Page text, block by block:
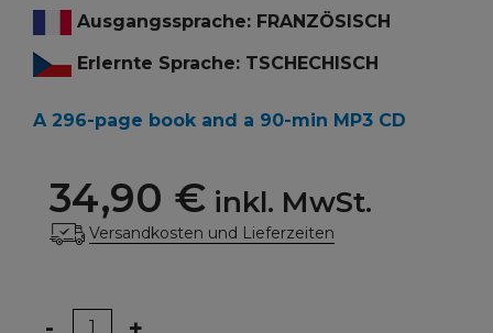
Ausgangssprache: FRANZÖSISCH
Erlernte Sprache: TSCHECHISCH
A 296-page book and a 90-min MP3 CD
34,90 € inkl. MwSt.
Versandkosten und Lieferzeiten
Menge